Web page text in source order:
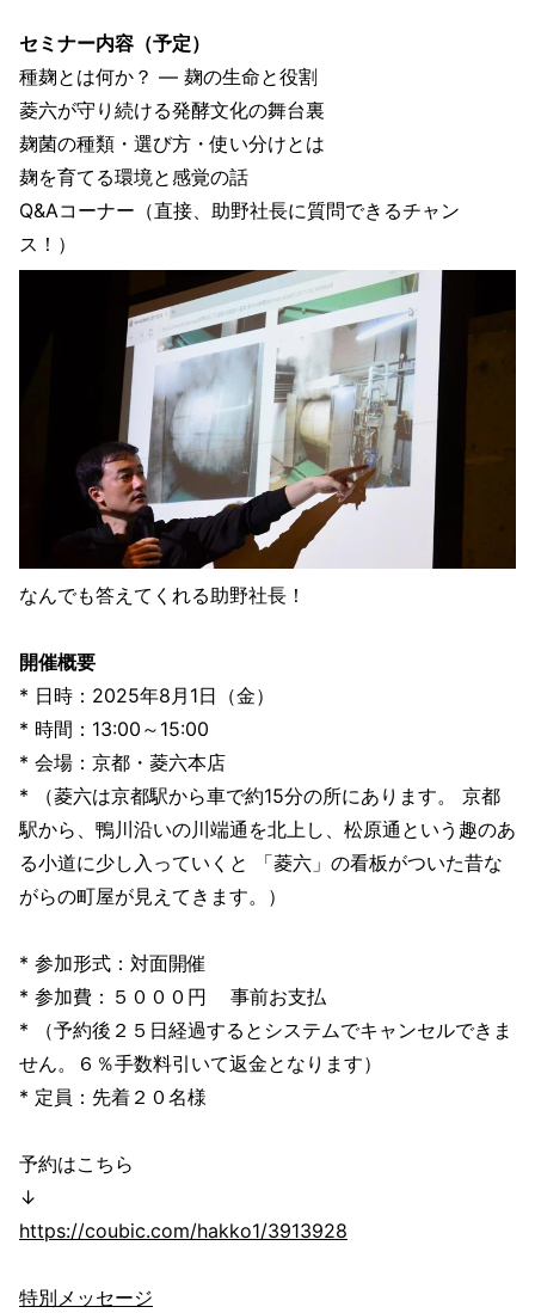
セミナー内容（予定）
種麹とは何か？ — 麹の生命と役割
菱六が守り続ける発酵文化の舞台裏
麹菌の種類・選び方・使い分けとは
麹を育てる環境と感覚の話
Q&Aコーナー（直接、助野社長に質問できるチャン
ス！）
なんでも答えてくれる助野社長！
開催概要
* 日時：2025年8月1日（金）
* 時間：13:00～15:00
* 会場：京都・菱六本店
* （菱六は京都駅から車で約15分の所にあります。 京都
駅から、鴨川沿いの川端通を北上し、松原通という趣のあ
る小道に少し入っていくと 「菱六」の看板がついた昔な
がらの町屋が見えてきます。）
* 参加形式：対面開催
* 参加費：５０００円 事前お支払
* （予約後２５日経過するとシステムでキャンセルできま
せん。６％手数料引いて返金となります）
* 定員：先着２０名様
予約はこちら
↓
https://coubic.com/hakko1/3913928
特別メッセージ